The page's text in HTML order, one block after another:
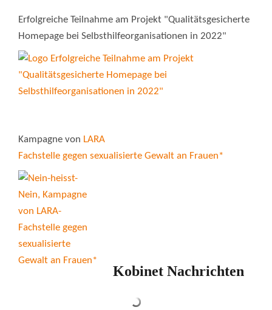
Erfolgreiche Teilnahme am Projekt "Qualitätsgesicherte
Homepage bei Selbsthilfeorganisationen in 2022"
Kampagne von LARA
Fachstelle gegen sexualisierte Gewalt an Frauen*
Kobinet Nachrichten